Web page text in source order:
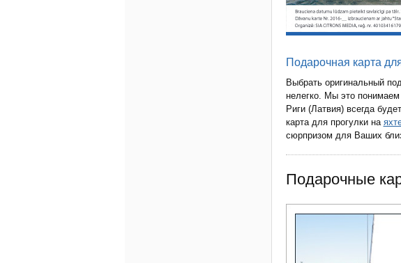
Подарочная карта
Выбрать оригинальный
нелегко. Мы это понимаем
Риги (Латвия) всегда
карта для прогулки на
сюрпризом для Ваших
Подарочные